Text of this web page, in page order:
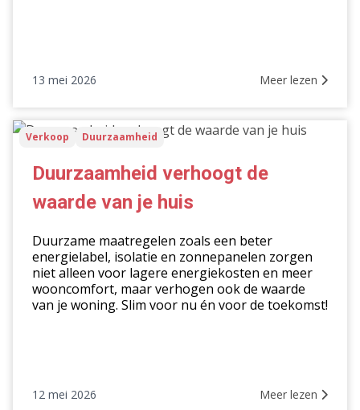
13 mei 2026 Meer lezen
Duurzaamheid
verhoogt
van
huis
Verkoop Duurzaamheid
Duurzaamheid verhoogt de
waarde van je huis
Duurzame maatregelen zoals een beter
energielabel, isolatie en zonnepanelen zorgen
niet alleen voor lagere energiekosten en meer
wooncomfort, maar verhogen ook de waarde
van je woning. Slim voor nu én voor de toekomst!
12 mei 2026 Meer lezen